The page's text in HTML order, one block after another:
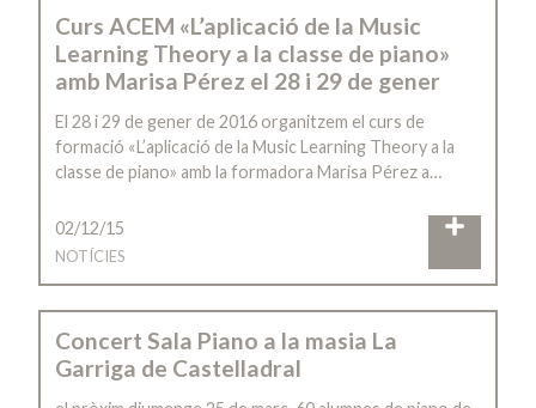
Curs ACEM «L’aplicació de la Music
Learning Theory a la classe de piano»
amb Marisa Pérez el 28 i 29 de gener
El 28 i 29 de gener de 2016 organitzem el curs de
formació «L’aplicació de la Music Learning Theory a la
classe de piano» amb la formadora Marisa Pérez a…
02/12/15
NOTÍCIES
Concert Sala Piano a la masia La
Garriga de Castelladral